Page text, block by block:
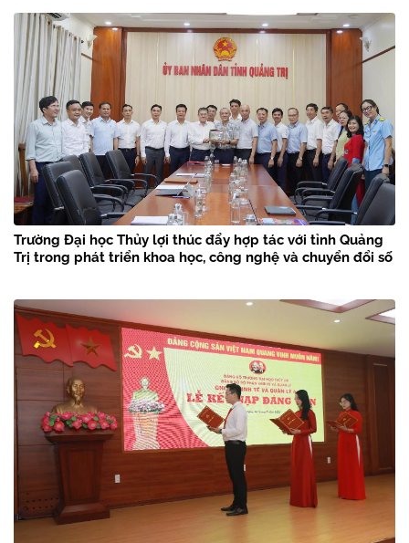
Trường Đại học Thủy lợi thúc đẩy hợp tác với tỉnh Quảng
Trị trong phát triển khoa học, công nghệ và chuyển đổi số